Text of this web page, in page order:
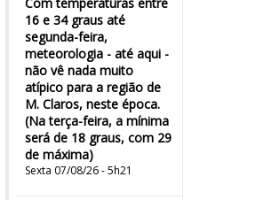
16 e 34 graus até
segunda-feira,
meteorologia - até aqui -
não vê nada muito
atípico para a região de
M. Claros, neste época.
(Na terça-feira, a mínima
será de 18 graus, com 29
de máxima)
Sexta 07/08/26 - 5h21